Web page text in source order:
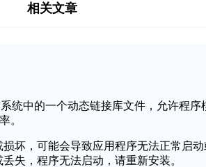
相关文章
系统中的一个动态链接库文件，允许程
。
损坏，可能会导致应用程序无法正常启
失，程序无法启动，请重新安装。